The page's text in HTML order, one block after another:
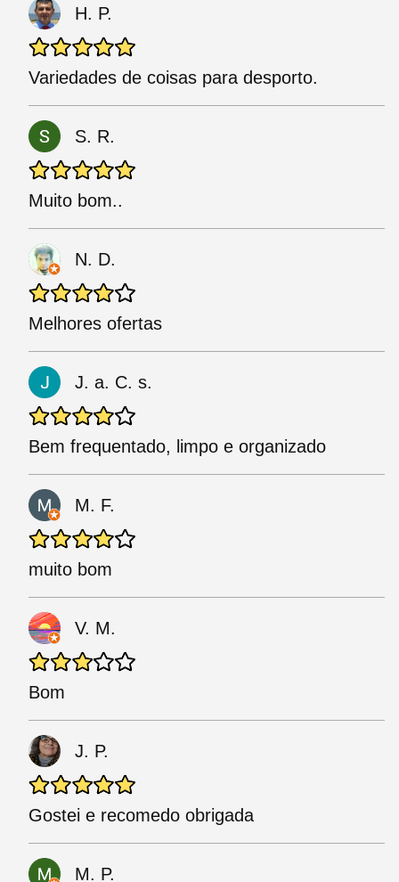
H. P.
Variedades de coisas para desporto.
S. R.
Muito bom..
N. D.
Melhores ofertas
J. a. C. s.
Bem frequentado, limpo e organizado
M. F.
muito bom
V. M.
Bom
J. P.
Gostei e recomedo obrigada
M. P.